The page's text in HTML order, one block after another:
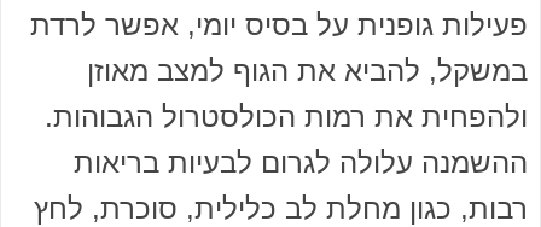
פעילות גופנית על בסיס יומי, אפשר לרדת
במשקל, להביא את הגוף למצב מאוזן
ולהפחית את רמות הכולסטרול הגבוהות.
ההשמנה עלולה לגרום לבעיות בריאות
רבות, כגון מחלת לב כלילית, סוכרת, לחץ